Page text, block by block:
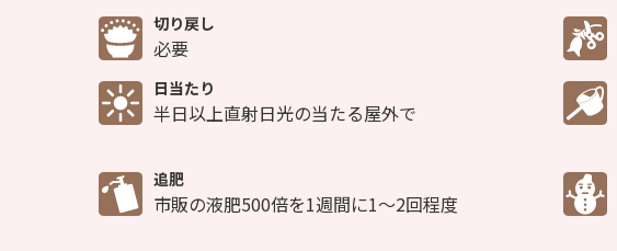
切り戻し
必要
日当たり
半日以上直射日光の当たる屋外で
追肥
市販の液肥500倍を1週間に1～2回程度